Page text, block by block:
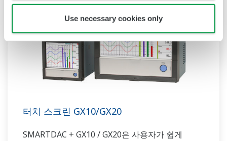
Use necessary cookies only
터치 스크린 GX10/GX20
SMARTDAC + GX10 / GX20은 사용자가 쉽게